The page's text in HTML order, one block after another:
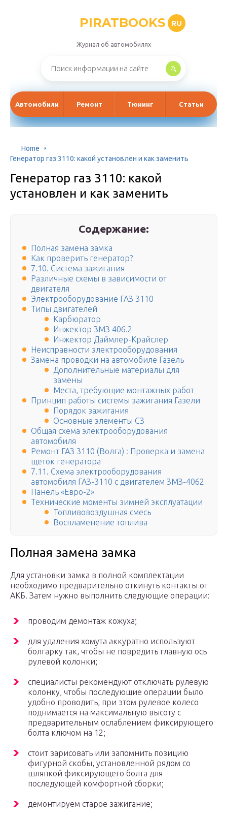
PIRATBOOKS RU
Журнал об автомобилях
Автомобили Ремонт Тюнинг Статьи
Home
Генератор газ 3110: какой установлен и как заменить
Генератор газ 3110: какой
установлен и как заменить
Содержание:
Полная замена замка
Как проверить генератор?
7.10. Система зажигания
Различные схемы в зависимости от
двигателя
Электрооборудование ГАЗ 3110
Типы двигателей
Карбюратор
Инжектор ЗМЗ 406.2
Инжектор Даймлер-Крайслер
Неисправности электрооборудования
Замена проводки на автомобиле Газель
Дополнительные материалы для
замены
Места, требующие монтажных работ
Принцип работы системы зажигания Газели
Порядок зажигания
Основные элементы СЗ
Общая схема электрооборудования
автомобиля
Ремонт ГАЗ 3110 (Волга) : Проверка и замена
щеток генератора
7.11. Схема электрооборудования
автомобиля ГАЗ-3110 с двигателем ЗМЗ-4062
Панель «Евро-2»
Технические моменты зимней эксплуатации
Топливовоздушная смесь
Воспламенение топлива
Полная замена замка
Для установки замка в полной комплектации
необходимо предварительно откинуть контакты от
АКБ. Затем нужно выполнить следующие операции:
проводим демонтаж кожуха;
для удаления хомута аккуратно используют
болгарку так, чтобы не повредить главную ось
рулевой колонки;
специалисты рекомендуют отключать рулевую
колонку, чтобы последующие операции было
удобно проводить, при этом рулевое колесо
поднимается на максимальную высоту с
предварительным ослаблением фиксирующего
болта ключом на 12;
стоит зарисовать или запомнить позицию
фигурной скобы, установленной рядом со
шляпкой фиксирующего болта для
последующей комфортной сборки;
демонтируем старое зажигание;